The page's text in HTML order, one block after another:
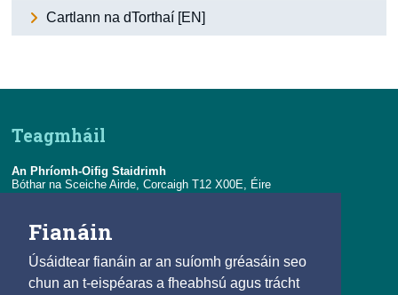
Fianáin
Úsáidtear fianáin ar an suíomh gréasáin seo
chun an t-eispéaras a fheabhsú agus trácht
Cartlann na dTorthaí [EN]
Teagmháil
An Phríomh-Oifig Staidrimh
Bóthar na Sceiche Airde, Corcaigh T12 X00E, Éire
R-phost:
eolas@cso.ie
Naisc